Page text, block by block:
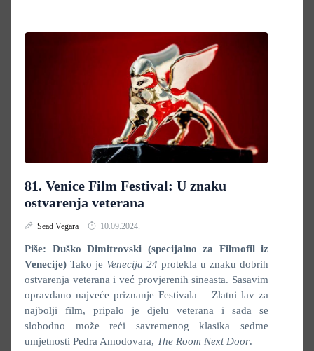
81. Venice Film Festival: U znaku
ostvarenja veterana
Sead Vegara 10.09.2024.
Piše: Duško Dimitrovski (specijalno za Filmofil iz
Venecije) Tako je Venecija 24 protekla u znaku dobrih
ostvarenja veterana i već provjerenih sineasta. Sasavim
opravdano najveće priznanje Festivala – Zlatni lav za
najbolji film, pripalo je djelu veterana i sada se
slobodno može reći savremenog klasika sedme
umjetnosti Pedra Amodovara, The Room Next Door.